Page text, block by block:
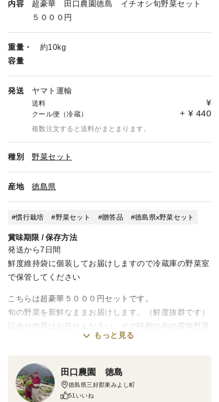
傾斜地農耕システムとは、にし阿波における歴史的な農耕
システムとして約４００年の歴史を持ちます。圃場の作物
成するとともに降雨時の泥跳ねによる土壌病の予防や土壌
の流出防止、保湿・保温などの効果を自然と協業すること
で未来に向けても持続可能な農耕システムとして地域を挙
内容
超豪華 田口農園徳島 イチオシ旬野菜セット
５０００円
重量・
容量
約10kg
発送 ヤマト運輸
送料 ¥
クール便（冷蔵） + ¥ 440
複数注文すると送料がまとまります。
種別 野菜セット
産地 徳島県
慣行栽培 野菜セット 贈答品 徳島県x野菜セット
賞味期限 / 保存方法
発送から7日間
鮮度維持袋に個装してお届けしますので冷蔵庫の野菜室
で保管してください
こちらは超豪華５０００円セットです。
旬の野菜を新鮮なままお届けします。（鮮度抜群です）
詰合せ内容はお任せください。その時期の旬の露地野菜
をしっかり詰め込んでお届けします。
何でも対応しますので。
朝採り野菜を新鮮なままお届けします。（鮮度抜群で
す）
もっと見る
田口農園 徳島
徳島県三好郡東みよし町
51いいね